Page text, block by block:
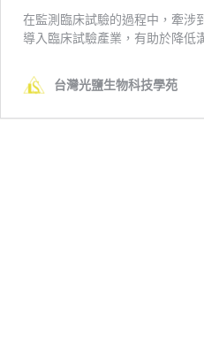
在監測臨床試驗的過程中，牽涉
導入臨床試驗產業，有助於降低
台灣光鹽生物科技學苑